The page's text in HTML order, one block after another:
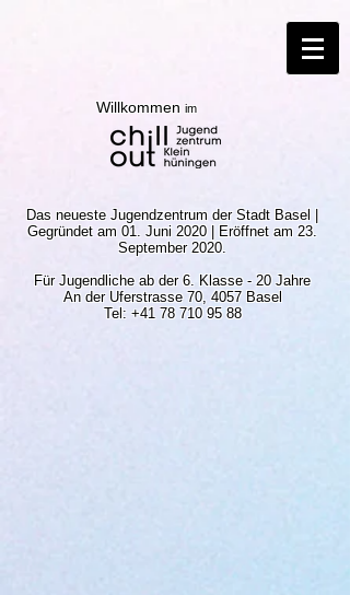
Willkommen im
Das neueste Jugendzentrum der Stadt Basel |
Gegründet am 01. Juni 2020 | Eröffnet am 23.
September 2020.
Für Jugendliche ab der 6. Klasse - 20 Jahre
An der Uferstrasse 70, 4057 Basel
Tel: +41 78 710 95 88